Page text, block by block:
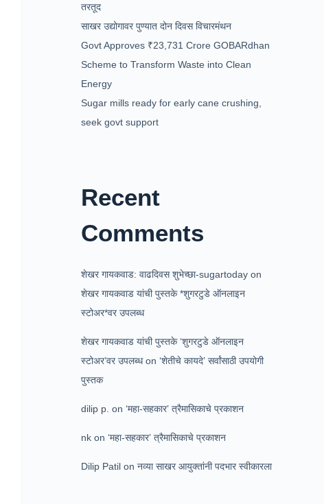
तरतूद
साखर उद्योगावर पुण्यात दोन दिवस विचारमंथन
Govt Approves ₹23,731 Crore GOBARdhan
Scheme to Transform Waste into Clean
Energy
Sugar mills ready for early cane crushing,
seek govt support
Recent
Comments
शेखर गायकवाड: वाढदिवस शुभेच्छा-sugartoday on
शेखर गायकवाड यांची पुस्तके *शुगरटुडे ऑनलाइन
स्टोअर*वर उपलब्ध
शेखर गायकवाड यांची पुस्तके ‘शुगरटुडे ऑनलाइन
स्टोअर’वर उपलब्धon‘शेतीचे कायदे’ सर्वांसाठी उपयोगी
पुस्तक
dilip p. on‘महा-सहकार’ त्रैमासिकाचे प्रकाशन
nk on‘महा-सहकार’ त्रैमासिकाचे प्रकाशन
Dilip Patil onनव्या साखर आयुक्तांनी पदभार स्वीकारला